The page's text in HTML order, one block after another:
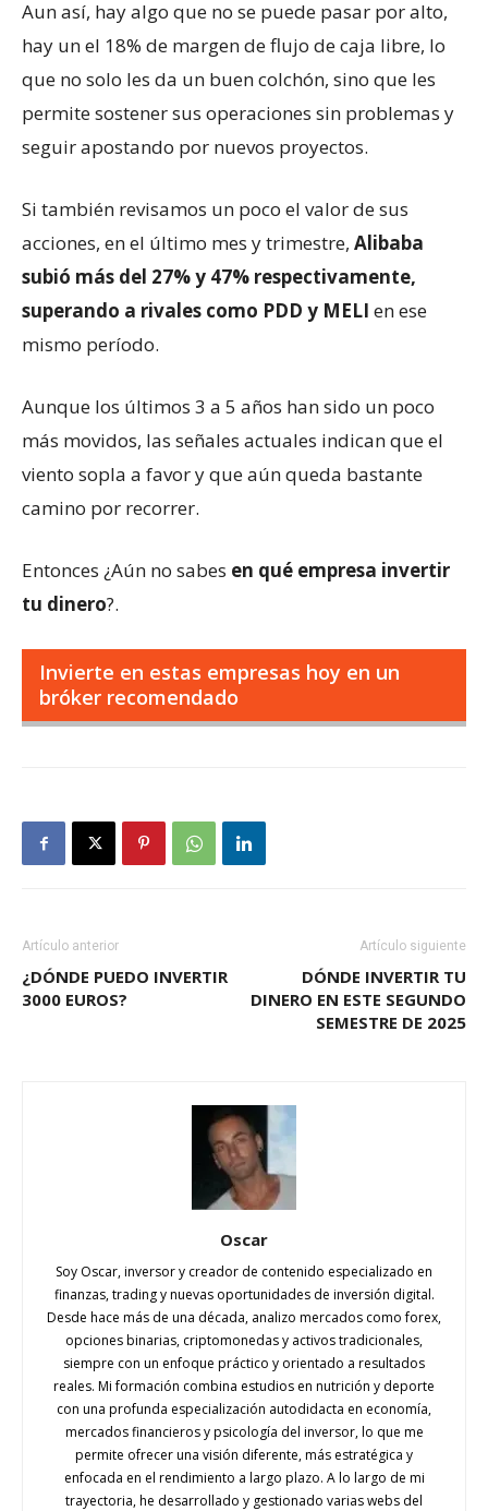
Aun así, hay algo que no se puede pasar por alto,
hay un el 18% de margen de flujo de caja libre, lo
que no solo les da un buen colchón, sino que les
permite sostener sus operaciones sin problemas y
seguir apostando por nuevos proyectos.
Si también revisamos un poco el valor de sus
acciones, en el último mes y trimestre, Alibaba
subió más del 27% y 47% respectivamente,
superando a rivales como PDD y MELI en ese
mismo período.
Aunque los últimos 3 a 5 años han sido un poco
más movidos, las señales actuales indican que el
viento sopla a favor y que aún queda bastante
camino por recorrer.
Entonces ¿Aún no sabes en qué empresa invertir
tu dinero?.
Invierte en estas empresas hoy en un
bróker recomendado
Artículo anterior
¿DÓNDE PUEDO INVERTIR
3000 EUROS?
Artículo siguiente
DÓNDE INVERTIR TU
DINERO EN ESTE SEGUNDO
SEMESTRE DE 2025
Oscar
Soy Oscar, inversor y creador de contenido especializado en
finanzas, trading y nuevas oportunidades de inversión digital.
Desde hace más de una década, analizo mercados como forex,
opciones binarias, criptomonedas y activos tradicionales,
siempre con un enfoque práctico y orientado a resultados
reales. Mi formación combina estudios en nutrición y deporte
con una profunda especialización autodidacta en economía,
mercados financieros y psicología del inversor, lo que me
permite ofrecer una visión diferente, más estratégica y
enfocada en el rendimiento a largo plazo. A lo largo de mi
trayectoria, he desarrollado y gestionado varias webs del